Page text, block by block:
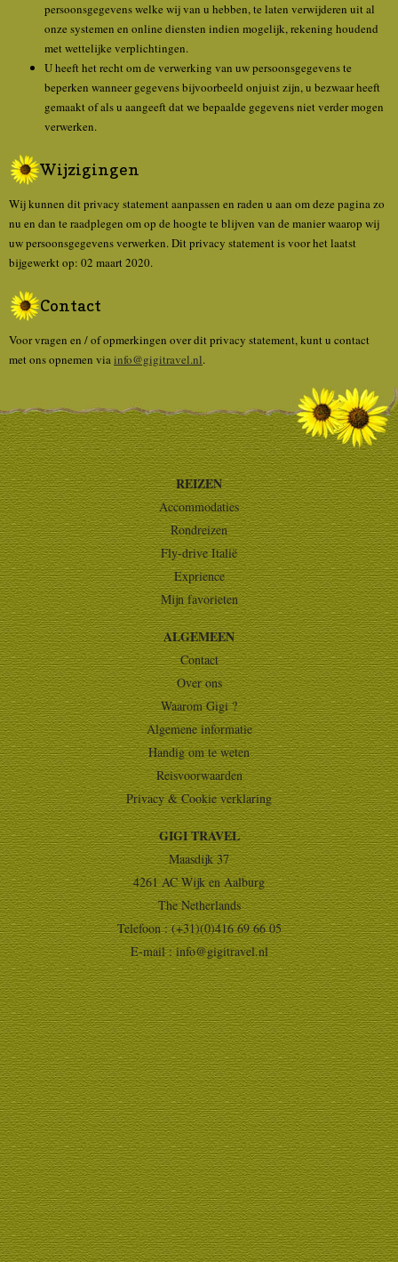
persoonsgegevens welke wij van u hebben, te laten verwijderen uit al
onze systemen en online diensten indien mogelijk, rekening houdend
met wettelijke verplichtingen.
U heeft het recht om de verwerking van uw persoonsgegevens te
beperken wanneer gegevens bijvoorbeeld onjuist zijn, u bezwaar heeft
gemaakt of als u aangeeft dat we bepaalde gegevens niet verder mogen
verwerken.
Wijzigingen
Wij kunnen dit privacy statement aanpassen en raden u aan om deze pagina zo
nu en dan te raadplegen om op de hoogte te blijven van de manier waarop wij
uw persoonsgegevens verwerken. Dit privacy statement is voor het laatst
bijgewerkt op: 02 maart 2020.
Contact
Voor vragen en / of opmerkingen over dit privacy statement, kunt u contact
met ons opnemen viainfo@gigitravel.nl.
REIZEN
Accommodaties
Rondreizen
Fly-drive Italië
Exprience
Mijn favorieten
ALGEMEEN
Contact
Over ons
Waarom Gigi ?
Algemene informatie
Handig om te weten
Reisvoorwaarden
Privacy & Cookie verklaring
GIGI TRAVEL
Maasdijk 37
4261 AC Wijk en Aalburg
The Netherlands
Telefoon : (+31)(0)416 69 66 05
E-mail :info@gigitravel.nl